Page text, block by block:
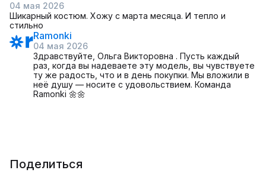
04 мая 2026
Шикарный костюм. Хожу с марта месяца. И тепло и
стильно
Ramonki
04 мая 2026
Здравствуйте, Ольга Викторовна . Пусть каждый
раз, когда вы надеваете эту модель, вы чувствуете
ту же радость, что и в день покупки. Мы вложили в
неё душу — носите с удовольствием. Команда
Ramonki 🌼🌼
Поделиться